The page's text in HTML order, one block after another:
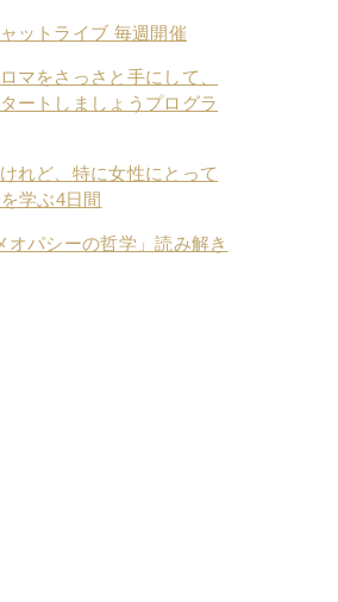
ットライブ 毎週開催
マをさっさと手にして、
ートしましょうプログラ
れど、特に女性にとって
学ぶ4日間
オパシーの哲学」読み解き